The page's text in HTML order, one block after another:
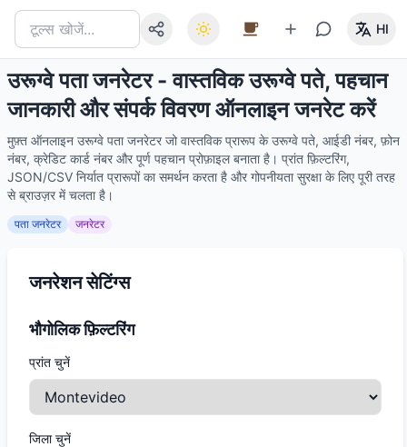
HI
उरूग्वे पता जनरेटर - वास्तविक उरूग्वे पते, पहचान
जानकारी और संपर्क विवरण ऑनलाइन जनरेट करें
मुफ़्त ऑनलाइन उरूग्वे पता जनरेटर जो वास्तविक प्रारूप के उरूग्वे पते, आईडी नंबर, फ़ोन
नंबर, क्रेडिट कार्ड नंबर और पूर्ण पहचान प्रोफ़ाइल बनाता है। प्रांत फ़िल्टरिंग,
JSON/CSV निर्यात प्रारूपों का समर्थन करता है और गोपनीयता सुरक्षा के लिए पूरी तरह
से ब्राउज़र में चलता है।
पता जनरेटर जनरेटर
जनरेशन सेटिंग्स
भौगोलिक फ़िल्टरिंग
प्रांत चुनें
जिला चुनें